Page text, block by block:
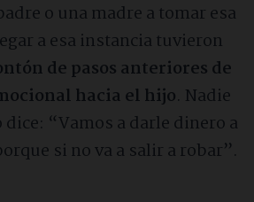
o una madre a tomar esa
a esa instancia tuvieron
de pasos anteriores de
hacia el hijo. Nadie
“Vamos a darle dinero a
si no va a salir a robar”.